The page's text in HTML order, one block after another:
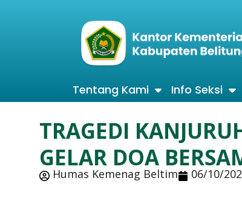
Tentang Kami Info Seksi
TRAGEDI
GELAR DOA
Humas Kemenag Beltim 06/10/